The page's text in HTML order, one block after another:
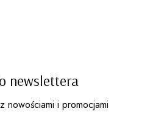
newslettera
nowościami i promocjami